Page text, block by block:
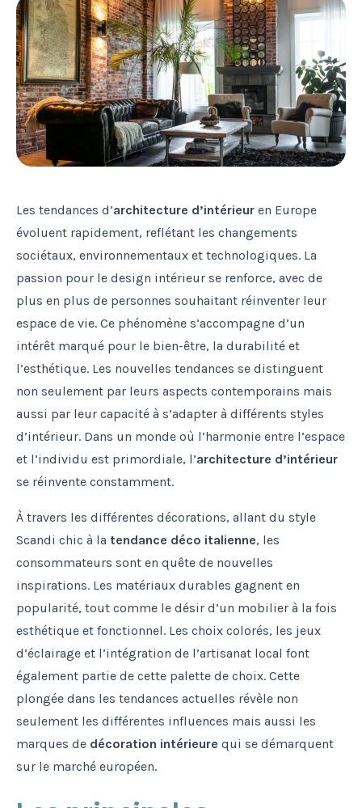
Les tendances d’architecture d’intérieur en Europe
évoluent rapidement, reflétant les changements
sociétaux, environnementaux et technologiques. La
passion pour le design intérieur se renforce, avec de
plus en plus de personnes souhaitant réinventer leur
espace de vie. Ce phénomène s’accompagne d’un
intérêt marqué pour le bien-être, la durabilité et
l’esthétique. Les nouvelles tendances se distinguent
non seulement par leurs aspects contemporains mais
aussi par leur capacité à s’adapter à différents styles
d’intérieur. Dans un monde où l’harmonie entre l’espace
et l’individu est primordiale, l’architecture d’intérieur
se réinvente constamment.
À travers les différentes décorations, allant du style
Scandi chic à la tendance déco italienne, les
consommateurs sont en quête de nouvelles
inspirations. Les matériaux durables gagnent en
popularité, tout comme le désir d’un mobilier à la fois
esthétique et fonctionnel. Les choix colorés, les jeux
d’éclairage et l’intégration de l’artisanat local font
également partie de cette palette de choix. Cette
plongée dans les tendances actuelles révèle non
seulement les différentes influences mais aussi les
marques de décoration intérieure qui se démarquent
sur le marché européen.